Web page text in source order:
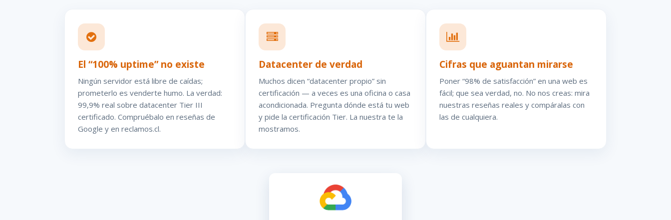
El “100% uptime” no existe
Ningún servidor está libre de caídas;
prometerlo es venderte humo. La verdad:
99,9% real sobre datacenter Tier III
certificado. Compruébalo en reseñas de
Google y en reclamos.cl.
Datacenter de verdad
Muchos dicen “datacenter propio” sin
certificación — a veces es una oficina o casa
acondicionada. Pregunta dónde está tu web
y pide la certificación Tier. La nuestra te la
mostramos.
Cifras que aguantan mirarse
Poner “98% de satisfacción” en una web es
fácil; que sea verdad, no. No nos creas: mira
nuestras reseñas reales y compáralas con
las de cualquiera.